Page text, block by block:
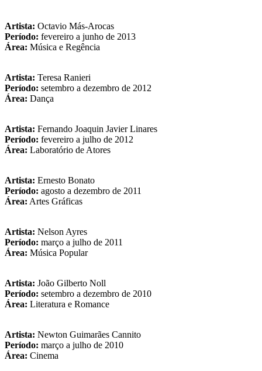
Artista: Octavio Más-Arocas
Período: fevereiro a junho de 2013
Área: Música e Regência
Artista: Teresa Ranieri
Período: setembro a dezembro de 2012
Área: Dança
Artista: Fernando Joaquin Javier Linares
Período: fevereiro a julho de 2012
Área: Laboratório de Atores
Artista: Ernesto Bonato
Período: agosto a dezembro de 2011
Área: Artes Gráficas
Artista: Nelson Ayres
Período: março a julho de 2011
Área: Música Popular
Artista: João Gilberto Noll
Período: setembro a dezembro de 2010
Área: Literatura e Romance
Artista: Newton Guimarães Cannito
Período: março a julho de 2010
Área: Cinema